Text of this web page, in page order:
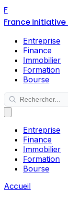
F
France Initiative
Entreprise
Finance
Immobilier
Formation
Bourse
Entreprise
Finance
Immobilier
Formation
Bourse
Accueil